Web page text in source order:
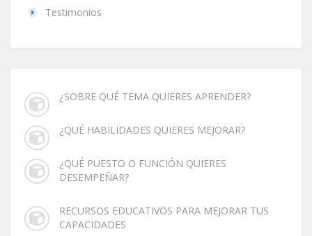
Testimonios
¿SOBRE QUÉ TEMA QUIERES APRENDER?
¿QUÉ HABILIDADES QUIERES MEJORAR?
¿QUÉ PUESTO O FUNCIÓN QUIERES
DESEMPEÑAR?
RECURSOS EDUCATIVOS PARA MEJORAR TUS
CAPACIDADES